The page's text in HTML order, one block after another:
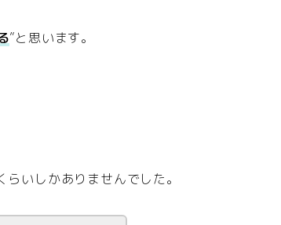
”と思います。
らいしかありませんでした。